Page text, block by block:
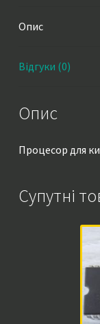
Опис
Відгуки (0)
Опис
Процесор для
Супутні